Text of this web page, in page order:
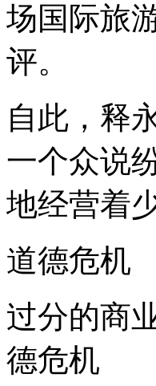
场国际旅
评。
自此，释
一个众说
地经营着
道德危机
过分的商
德危机